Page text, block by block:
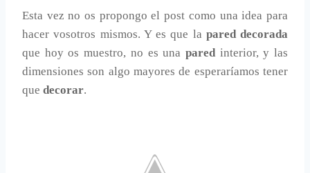
Esta vez no os propongo el post como una idea para
hacer vosotros mismos. Y es que la pared decorada
que hoy os muestro, no es una pared interior, y las
dimensiones son algo mayores de esperaríamos tener
que decorar.